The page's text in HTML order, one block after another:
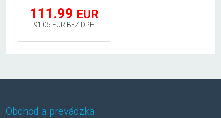
111.99 EUR
91.05 EUR BEZ DPH
Obchod a prevádzka